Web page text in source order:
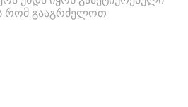
რომ გააგრძელოთ